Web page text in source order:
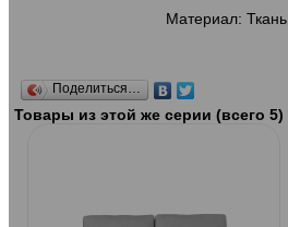
Материал: Ткань
Поделиться…
Товары из этой же серии (всего 5)